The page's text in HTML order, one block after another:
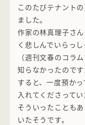
このたびテナント
ました。
作家の林真理子さ
く悲しんでいらっし
（週刊文春のコラ
知らなかったので
すると、一度預か
入れてくださってい
そういったことも
いたそうです。